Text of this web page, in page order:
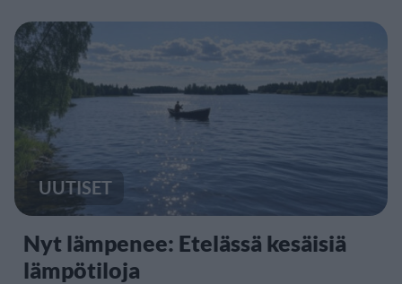
UUTISET
Nyt lämpenee: Etelässä kesäisiä
lämpötiloja